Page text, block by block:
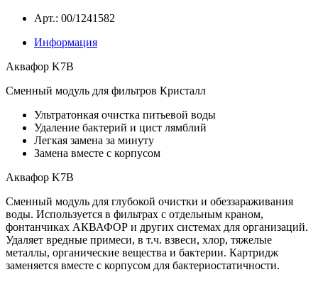
Арт.: 00/1241582
Информация
Аквафор K7B
Сменный модуль для фильтров Кристалл
Ультратонкая очистка питьевой воды
Удаление бактерий и цист лямблий
Легкая замена за минуту
Замена вместе с корпусом
Аквафор K7B
Сменный модуль для глубокой очистки и обеззараживания
воды. Используется в фильтрах с отдельным краном,
фонтанчиках АКВАФОР и других системах для организаций.
Удаляет вредные примеси, в т.ч. взвеси, хлор, тяжелые
металлы, органические вещества и бактерии. Картридж
заменяется вместе с корпусом для бактериостатичности.